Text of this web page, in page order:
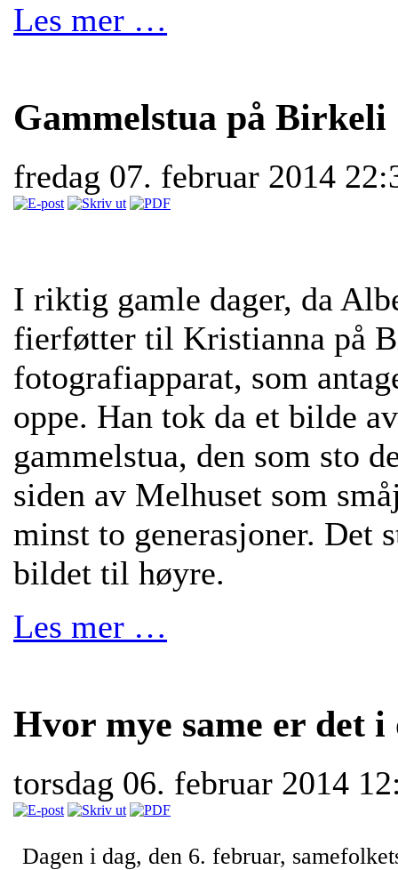
Les mer …
Gammelstua på Birkeli
fredag 07. februar 2014
I riktig gamle dager, da
fierføtter til Kristianna på
fotografiapparat, som
oppe. Han tok da et bilde
gammelstua, den som sto
siden av Melhuset som
minst to generasjoner. Det
bildet til høyre.
Les mer …
Hvor mye same er det i
torsdag 06. februar 2014
Dagen i dag, den 6. februar,